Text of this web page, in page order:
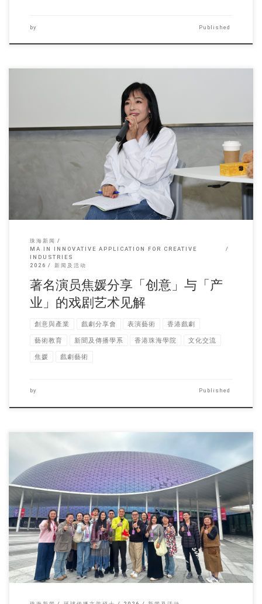
by Published
香港珠海学院于 20 […]
珠海新闻
MA IN INNOVATIVE APPLICATION FOR CREATIVE
INDUSTRIES
2026
新闻及活动
著名演员焦媛分享「创意」与「产
业」的戏剧艺术见解
創意與產業 戲劇分享會 表演藝術 香港戲劇
藝術教育 新聞及傳播學系 香港珠海學院 文化交流
焦媛 戲劇藝術
by Published
环球传播硕士课程的师 […]